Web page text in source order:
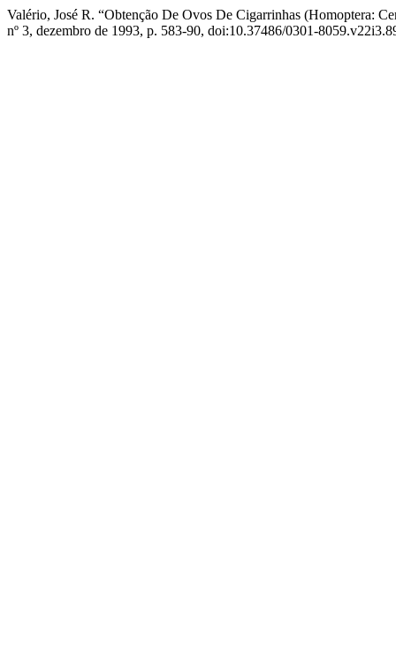
Valério, José R. “Obtenção De Ovos De Cigarrinhas (Homoptera:
nº 3, dezembro de 1993, p. 583-90, doi:10.37486/0301-